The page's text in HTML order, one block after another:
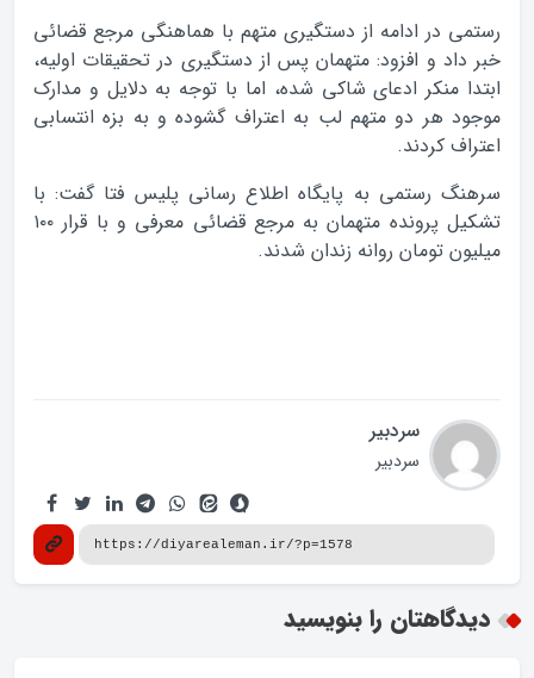
رستمی در ادامه از دستگیری متهم با هماهنگی مرجع قضائی
خبر داد و افزود: متهمان پس از دستگیری در تحقیقات اولیه،
ابتدا منکر ادعای شاکی شده، اما با توجه به دلایل و مدارک
موجود هر دو متهم لب به اعتراف گشوده و به بزه انتسابی
اعتراف کردند.
سرهنگ رستمی به پایگاه اطلاع رسانی پلیس فتا گفت: با
تشکیل پرونده متهمان به مرجع قضائی معرفی و با قرار ۱۰۰
میلیون تومان روانه زندان شدند.
سردبیر
سردبیر
دیدگاهتان را بنویسید